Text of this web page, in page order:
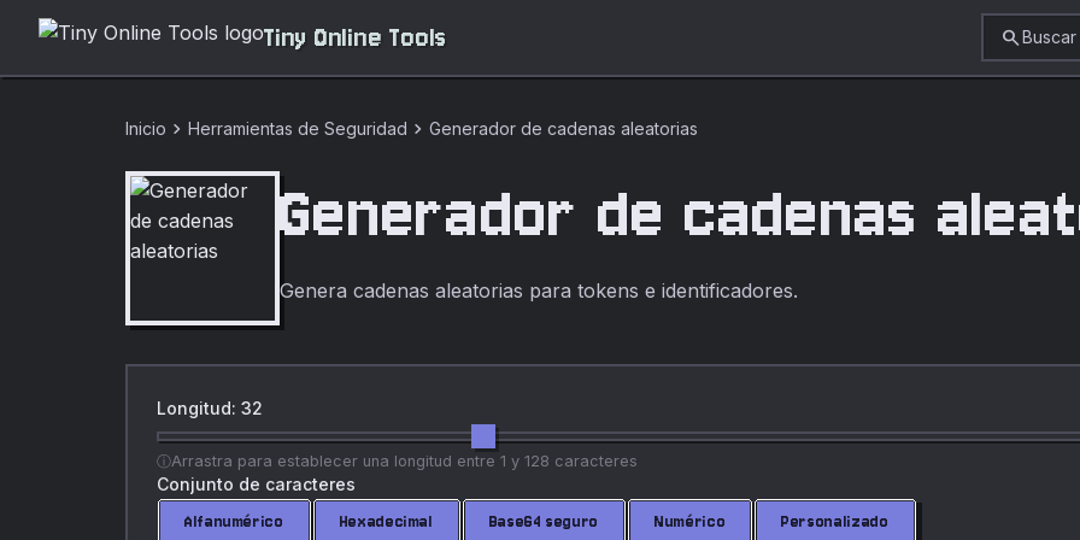
Tiny Online Tools search
Inicio chevron_right Herramientas de Seguridad chevron_right Generador de cadenas aleatorias
Generador de cadenas
Genera cadenas aleatorias para tokens e identificadores.
Longitud: 32
Arrastra para establecer una longitud entre 1 y 128 caracteres
Conjunto de caracteres
Alfanumérico
Hexadecimal Base64 seguro Numérico Personalizado